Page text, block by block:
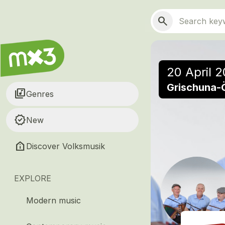
Search
search
library_musicGenres
new_releasesNew
help_clinic Discover Volksmusik
EXPLORE
Modern music
20 April
Grischuna-